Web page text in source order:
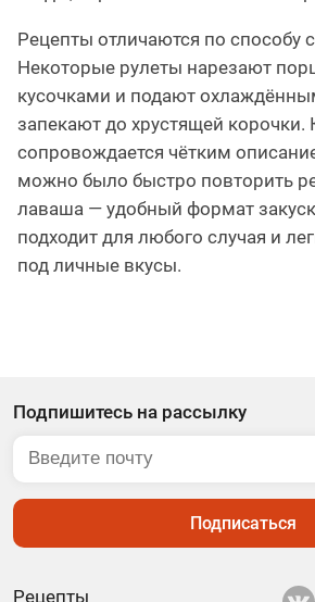
Рецепты отличаются по способу
Некоторые рулеты нарезают
кусочками и подают
запекают до хрустящей
сопровождается чётким
можно было быстро повторить
лаваша — удобный формат
подходит для любого случая и
под личные вкусы.
Рецепты
Подпишитесь на рассылку
Подписаться